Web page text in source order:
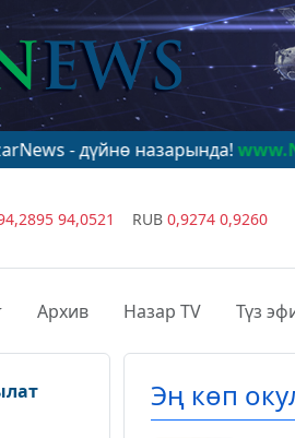
назарында!
94,0521 RUB 0,9274 0,9260
Архив Назар TV Түз
Эң көп